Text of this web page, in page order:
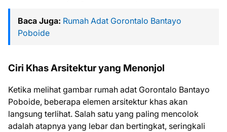
Baca Juga: Rumah Adat Gorontalo Bantayo
Poboide
Ciri Khas Arsitektur yang Menonjol
Ketika melihat gambar rumah adat Gorontalo Bantayo
Poboide, beberapa elemen arsitektur khas akan
langsung terlihat. Salah satu yang paling mencolok
adalah atapnya yang lebar dan bertingkat, seringkali